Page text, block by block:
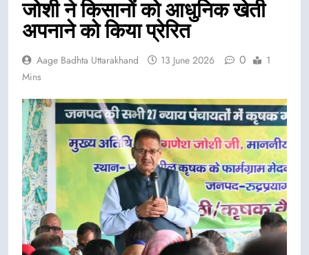
जोशी ने किसानों को आधुनिक खेती
अपनाने को किया प्रेरित
Aage Badhta Uttarakhand 13 June 2026 0
1
Mins